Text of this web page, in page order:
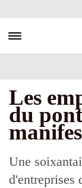
au
principal
Toggle navigation
Les
du
Une
d'entreprises